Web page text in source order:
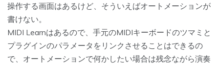
操作する画面はあるけど、そういえばオートメーションが
書けない。
MIDI Learnはあるので、手元のMIDIキーボードのツマミと
プラグインのパラメータをリンクさせることはできるの
で、オートメーションで何かしたい場合は残念ながら演奏